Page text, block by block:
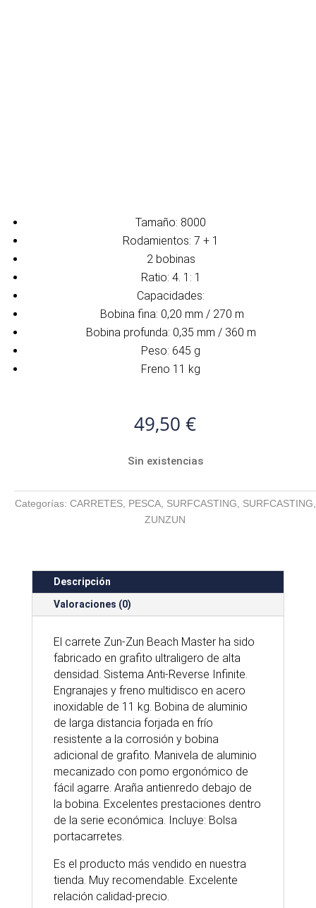
Tamaño: 8000
Rodamientos: 7 + 1
2 bobinas
Ratio: 4. 1: 1
Capacidades:
Bobina fina: 0,20 mm / 270 m
Bobina profunda: 0,35 mm / 360 m
Peso: 645 g
Freno 11 kg
49,50 €
Sin existencias
Categorías: CARRETES, PESCA, SURFCASTING SURFCASTING
ZUNZUN
Descripción
Valoraciones (0)
El carrete Zun-Zun Beach Master ha sido
fabricado en grafito ultraligero de alta
densidad. Sistema Anti-Reverse Infinite.
Engranajes y freno multidisco en acero
inoxidable de 11 kg. Bobina de aluminio
de larga distancia forjada en frío
resistente a la corrosión y bobina
adicional de grafito. Manivela de aluminio
mecanizado con pomo ergonómico de
fácil agarre. Araña antienredo debajo de
la bobina. Excelentes prestaciones dentro
de la serie económica. Incluye: Bolsa
portacarretes.
Es el producto más vendido en nuestra
tienda. Muy recomendable. Excelente
relación calidad-precio.